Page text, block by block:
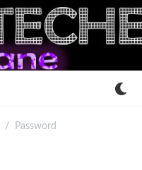
Password